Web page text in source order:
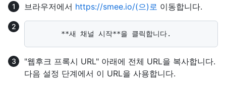
브라우저에서 https://smee.io/(으)로 이동합니다.
"웹후크 프록시 URL" 아래에 전체 URL을 복사합니다.
다음 설정 단계에서 이 URL을 사용합니다.